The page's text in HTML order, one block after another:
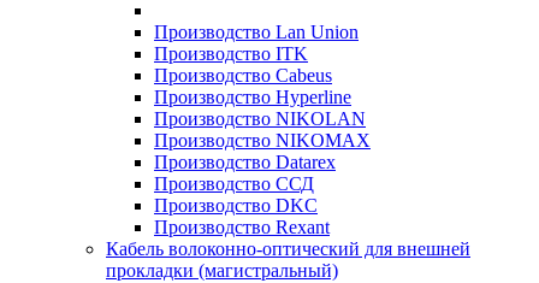
Производство Lan Union
Производство ITK
Производство Cabeus
Производство Hyperline
Производство NIKOLAN
Производство NIKOMAX
Производство Datarex
Производство ССД
Производство DKC
Производство Rexant
Кабель волоконно-оптический для внешней
прокладки (магистральный)